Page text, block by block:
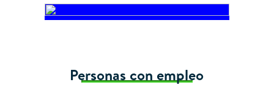
Personas con empleo